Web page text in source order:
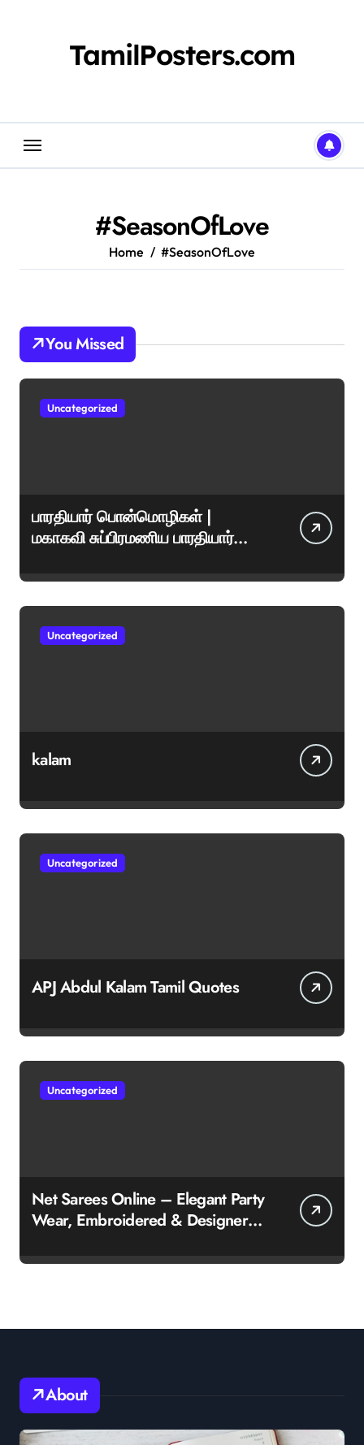
TamilPosters.com
#SeasonOfLove
Home #SeasonOfLove
You Missed
Uncategorized
பாரதியார் பொன்மொழிகள் |
மகாகவி சுப்பிரமணிய பாரதியார்
ஊக்கமளிக்கும் வாசகங்கள்
Uncategorized
kalam
Uncategorized
APJ Abdul Kalam Tamil Quotes
Uncategorized
Net Sarees Online – Elegant Party
Wear, Embroidered & Designer
About